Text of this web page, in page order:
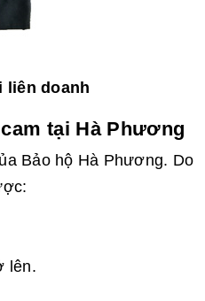
liên doanh
tại Hà Phương
Bảo hộ Hà Phương. Do
lên.